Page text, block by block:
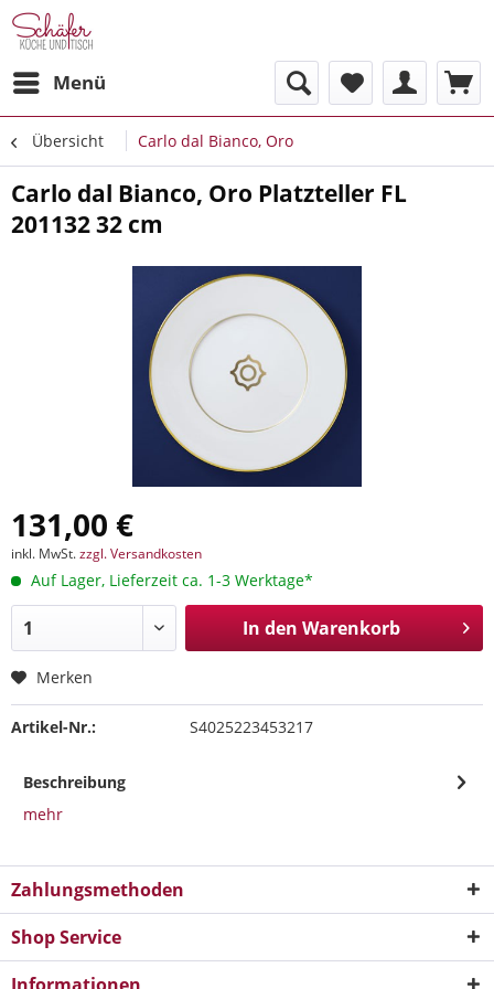
Menü
Übersicht Carlo dal Bianco, Oro
Carlo dal Bianco, Oro Platzteller FL
201132 32 cm
131,00 €
inkl. MwSt.zzgl. Versandkosten
Auf Lager, Lieferzeit ca. 1-3 Werktage*
In den Warenkorb
Merken
Artikel-Nr.: S4025223453217
Beschreibung
mehr
Zahlungsmethoden
Shop Service